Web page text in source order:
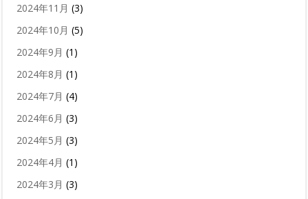
2024年11月 (3)
2024年10月 (5)
2024年9月 (1)
2024年8月 (1)
2024年7月 (4)
2024年6月 (3)
2024年5月 (3)
2024年4月 (1)
2024年3月 (3)